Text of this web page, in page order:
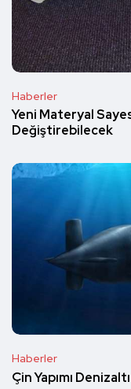
Haberler
Yeni Materyal
Değiştirebilecek
Haberler
Çin Yapımı